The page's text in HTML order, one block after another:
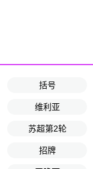
括号
维利亚
苏超第2轮
招牌